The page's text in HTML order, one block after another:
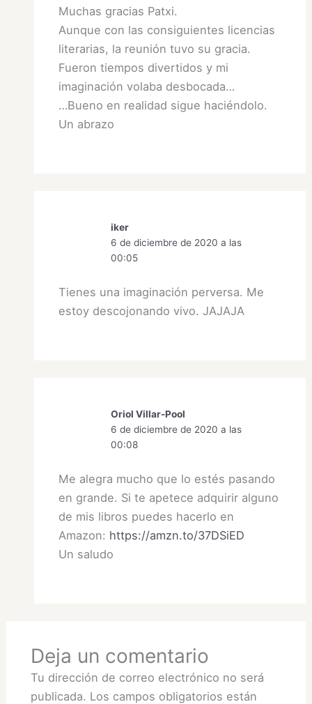
Muchas gracias Patxi.
Aunque con las consiguientes licencias
literarias, la reunión tuvo su gracia.
Fueron tiempos divertidos y mi
imaginación volaba desbocada…
…Bueno en realidad sigue haciéndolo.
Un abrazo
iker
6 de diciembre de 2020 a las
00:05
Tienes una imaginación perversa. Me
estoy descojonando vivo. JAJAJA
Oriol Villar-Pool
6 de diciembre de 2020 a las
00:08
Me alegra mucho que lo estés pasando
en grande. Si te apetece adquirir alguno
de mis libros puedes hacerlo en
Amazon: https://amzn.to/37DSiED
Un saludo
Deja un comentario
Tu dirección de correo electrónico no será
publicada. Los campos obligatorios están